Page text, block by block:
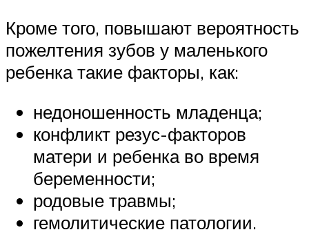
Кроме того, повышают вероятность
пожелтения зубов у маленького
ребенка такие факторы, как:
недоношенность младенца;
конфликт резус-факторов
матери и ребенка во время
беременности;
родовые травмы;
гемолитические патологии.